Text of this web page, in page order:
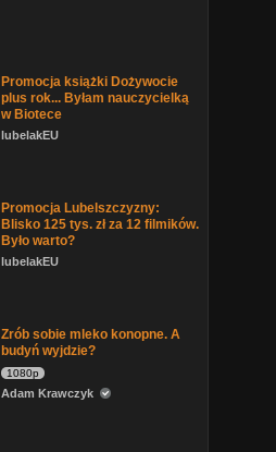
Promocja książki Dożywocie
plus rok... Byłam nauczycielką
w Biotece
lubelakEU
Promocja Lubelszczyzny:
Blisko 125 tys. zł za 12 filmików.
Było warto?
lubelakEU
Zrób sobie mleko konopne. A
budyń wyjdzie?
1080p
Adam Krawczyk